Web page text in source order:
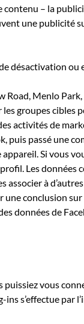
contenu – la
une publicité
désactivation ou
Road, Menlo
groupes cibles
activités de
puis passé une
Si vous
Les données
associer à
une conclusion
données de
vous
ins s’effectue par